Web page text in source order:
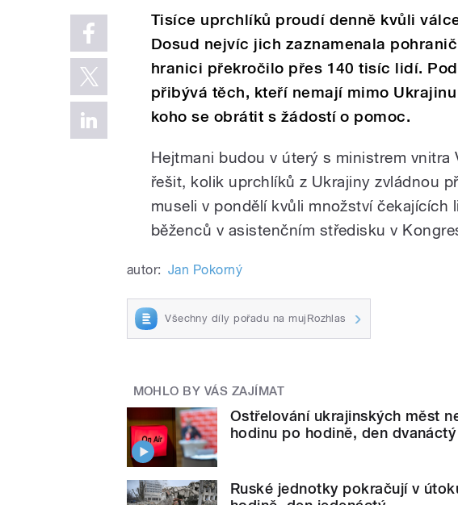
Tisíce uprchlíků proudí denně kvůli
Dosud nejvíc jich zaznamenala
hranici překročilo přes 140 tisíc lidí.
přibývá těch, kteří nemají mimo
koho se obrátit s žádostí o pomoc.
Hejtmani budou v úterý s ministrem vnitra
řešit, kolik uprchlíků z Ukrajiny zvládnou
museli v pondělí kvůli množství čekajících
běženců v asistenčním středisku v
autor: Jan Pokorný
Všechny díly pořadu na mujRozhlas
MOHLO BY VÁS ZAJÍMAT
Ostřelování ukrajinských měst
hodinu po hodině, den dvanáctý
Ruské jednotky pokračují v